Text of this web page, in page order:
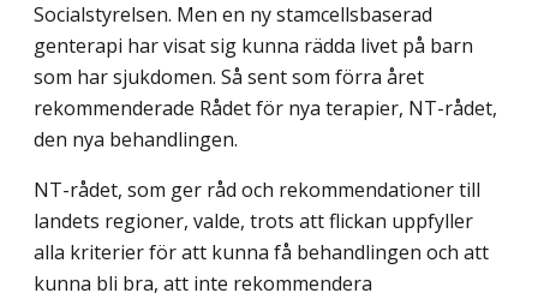
Socialstyrelsen. Men en ny stamcellsbaserad
genterapi har visat sig kunna rädda livet på barn
som har sjukdomen. Så sent som förra året
rekommenderade Rådet för nya terapier, NT-rådet,
den nya behandlingen.
NT-rådet, som ger råd och rekommendationer till
landets regioner, valde, trots att flickan uppfyller
alla kriterier för att kunna få behandlingen och att
kunna bli bra, att inte rekommendera